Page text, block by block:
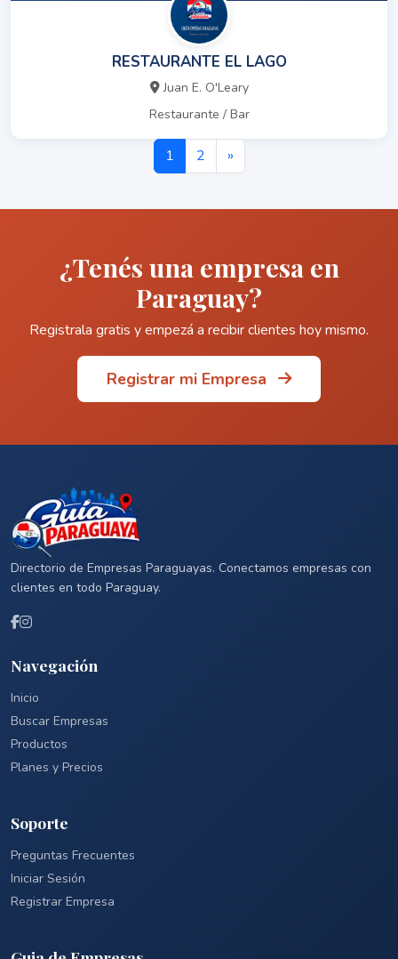
RESTAURANTE EL LAGO
Juan E. O'Leary
Restaurante / Bar
1 2 »
¿Tenés una empresa en
Paraguay?
Registrala gratis y empezá a recibir clientes hoy mismo.
Registrar mi Empresa
Directorio de Empresas Paraguayas. Conectamos empresas con
clientes en todo Paraguay.
Navegación
Inicio
Buscar Empresas
Productos
Planes y Precios
Soporte
Preguntas Frecuentes
Iniciar Sesión
Registrar Empresa